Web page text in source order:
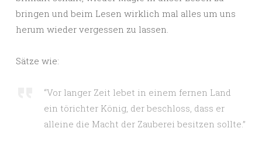
bringen und beim Lesen wirklich mal alles um uns
herum wieder vergessen zu lassen.
Sätze wie:
“Vor langer Zeit lebet in einem fernen Land
ein törichter König, der beschloss, dass er
alleine die Macht der Zauberei besitzen sollte.”